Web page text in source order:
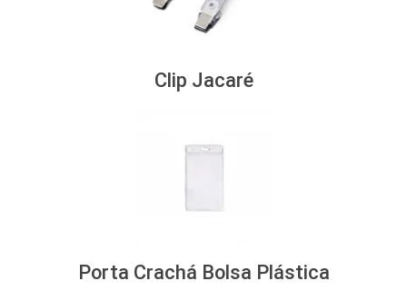
Clip Jacaré
Porta Crachá Bolsa Plástica